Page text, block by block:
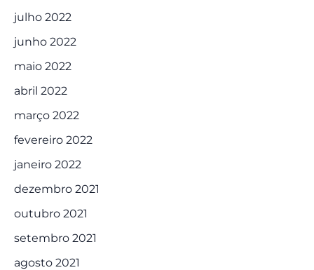
julho 2022
junho 2022
maio 2022
abril 2022
março 2022
fevereiro 2022
janeiro 2022
dezembro 2021
outubro 2021
setembro 2021
agosto 2021